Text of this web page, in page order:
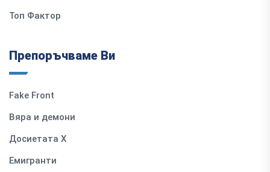
Топ Фактор
Препоръчваме Ви
Fake Front
Вяра и демони
Досиетата Х
Емигранти